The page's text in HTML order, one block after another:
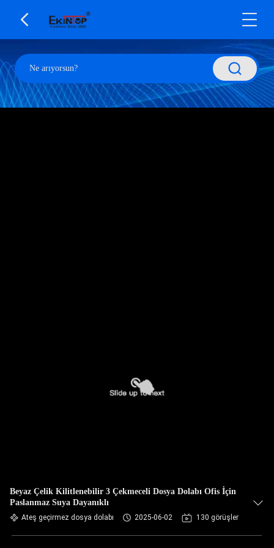
Beyaz Çelik Kilitlenebilir 3 Çekmeceli Dosya Dolabı Ofis İçin
Paslanmaz Suya Dayanıklı
Ateş geçirmez dosya dolabı 2025-06-02 130 görüşler